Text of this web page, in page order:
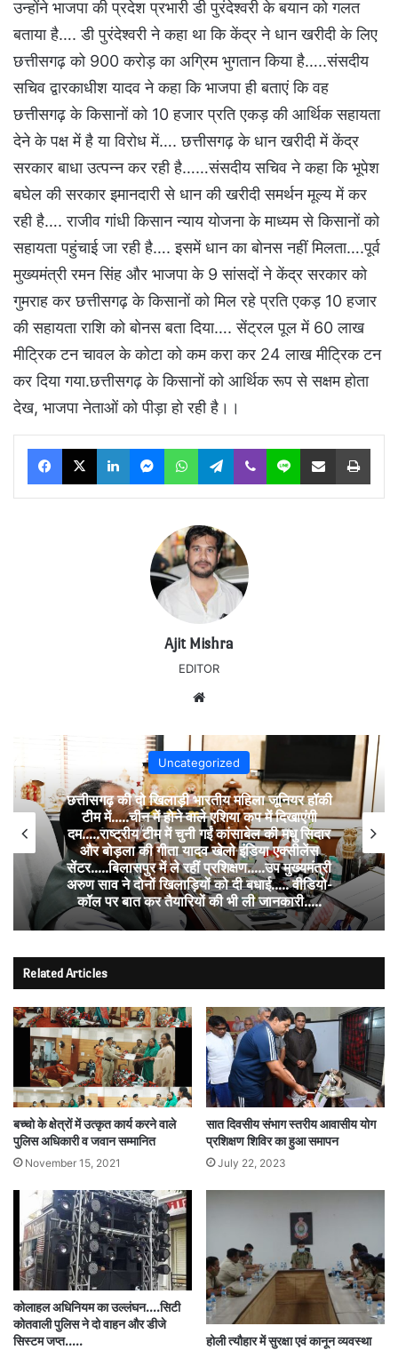
उन्होंने भाजपा की प्रदेश प्रभारी डी पुरंदेश्वरी के बयान को गलत
बताया है…. डी पुरंदेश्वरी ने कहा था कि केंद्र ने धान खरीदी के लिए
छत्तीसगढ़ को 900 करोड़ का अग्रिम भुगतान किया है…..संसदीय
सचिव द्वारकाधीश यादव ने कहा कि भाजपा ही बताएं कि वह
छत्तीसगढ़ के किसानों को 10 हजार प्रति एकड़ की आर्थिक सहायता
देने के पक्ष में है या विरोध में…. छत्तीसगढ़ के धान खरीदी में केंद्र
सरकार बाधा उत्पन्न कर रही है……संसदीय सचिव ने कहा कि भूपेश
बघेल की सरकार इमानदारी से धान की खरीदी समर्थन मूल्य में कर
रही है…. राजीव गांधी किसान न्याय योजना के माध्यम से किसानों को
सहायता पहुंचाई जा रही है…. इसमें धान का बोनस नहीं मिलता….पूर्व
मुख्यमंत्री रमन सिंह और भाजपा के 9 सांसदों ने केंद्र सरकार को
गुमराह कर छत्तीसगढ़ के किसानों को मिल रहे प्रति एकड़ 10 हजार
की सहायता राशि को बोनस बता दिया…. सेंट्रल पूल में 60 लाख
मीट्रिक टन चावल के कोटा को कम करा कर 24 लाख मीट्रिक टन
कर दिया गया.छत्तीसगढ़ के किसानों को आर्थिक रूप से सक्षम होता
देख, भाजपा नेताओं को पीड़ा हो रही है।।
Facebook
X LinkedInMessengerWhatsAppTelegram
Viber Line Share via Email Print
Ajit Mishra
EDITOR
Uncategorized
छत्तीसगढ़ की दो खिलाड़ी भारतीय महिला जूनियर हॉकी
टीम में…..चीन में होने वाले एशिया कप में दिखाएंगी
दम…..राष्ट्रीय टीम में चुनी गईं कांसाबेल की मधु सिदार
और बोड़ला की गीता यादव खेलो इंडिया एक्सीलेंस
सेंटर…..बिलासपुर में ले रहीं प्रशिक्षण…..उप मुख्यमंत्री
अरुण साव ने दोनों खिलाड़ियों को दी बधाई….. वीडियो-
कॉल पर बात कर तैयारियों की भी ली जानकारी…..
Related Articles
बच्चो के क्षेत्रों में उत्कृत कार्य करने वाले
पुलिस अधिकारी व जवान सम्मानित
November 15, 2021
सात दिवसीय संभाग स्तरीय आवासीय योग
प्रशिक्षण शिविर का हुआ समापन
July 22, 2023
कोलाहल अधिनियम का उल्लंघन….सिटी
कोतवाली पुलिस ने दो वाहन और डीजे
सिस्टम जप्त…..
होली त्यौहार में सुरक्षा एवं कानून व्यवस्था